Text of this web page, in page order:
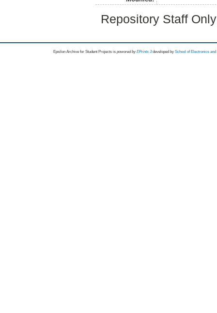
Repository Staff
Epsilon Archive for Student Projects is powored byEPrints 3 developed by School of Electronics